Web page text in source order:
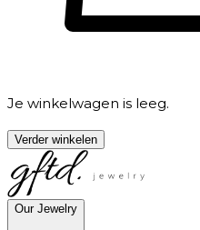
Je winkelwagen is leeg.
Verder winkelen
Our Jewelry